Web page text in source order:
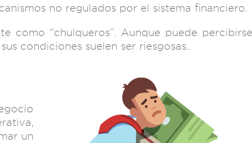
no regulados por el sistema financiero.
como “chulqueros”. Aunque puede
condiciones suelen ser riesgosas..
un